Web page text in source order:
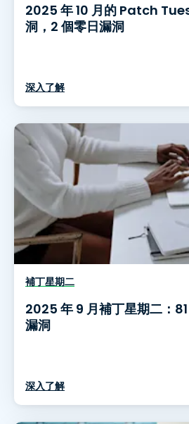
2025 年 10 月的 Patch
洞，2 個零日漏洞
深入了解
補丁星期二
2025 年 9 月補丁星期二：
漏洞
深入了解